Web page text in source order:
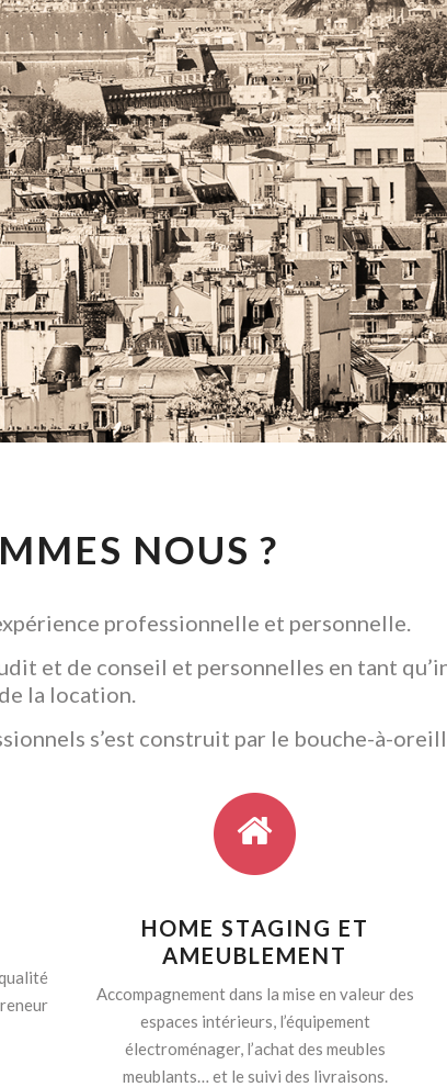
NOUS ?
professionnelle et personnelle.
et de conseil et personnelles en tant
de la location.
s’est construit par le bouche-à-
HOME STAGING ET
AMEUBLEMENT
Accompagnement dans la mise en valeur des
espaces intérieurs, l’équipement
électroménager, l’achat des meubles
meublants… et le suivi des livraisons.